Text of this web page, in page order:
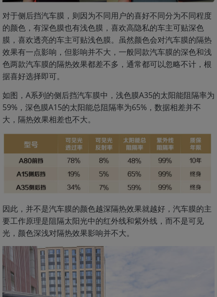
对于侧后挡汽车膜，则因为不同用户的喜好不同分为不同程度
的颜色，有深色膜也有浅色膜，喜欢高隐私的车主可贴深色
膜，喜欢透亮的车主可贴浅色膜。虽然颜色会对汽车膜的隔热
效果有一点影响，但影响并不大，一般同款汽车膜的深色和浅
色两款汽车膜的隔热效果都差不多，通常都可以忽略不计，根
据喜好选择即可。
如图，A系列的侧后挡汽车膜中，浅色膜A35的太阳能阻隔率为
59%，深色膜A15的太阳能总阻隔率为65%，数据相差并不
大，隔热效果相差也不大。
因此，并不是汽车膜的颜色越深隔热效果就越好，汽车膜的主
要工作原理是阻隔太阳光中的红外线和紫外线，而不是可见
光，颜色深浅对隔热效果影响并不大。